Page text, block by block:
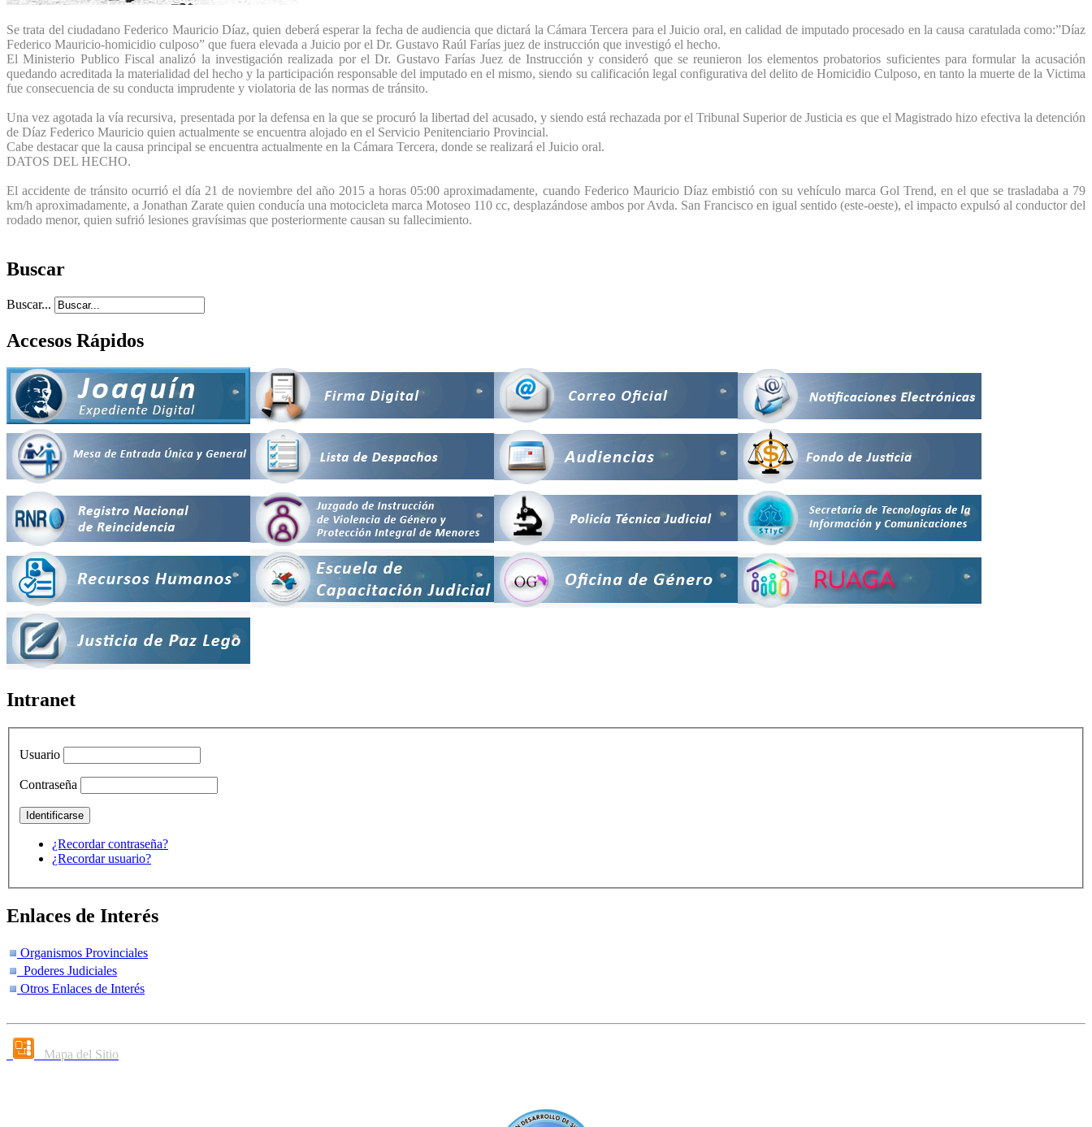
Se trata del ciudadano Federico Mauricio Díaz, quien deberá esperar la fecha de audiencia que dictará la Cámara Tercera para el Juicio oral, en calidad de imputado procesado en la causa caratulada como:”Díaz
Federico Mauricio-homicidio culposo” que fuera elevada a Juicio por el Dr. Gustavo Raúl Farías juez de instrucción que investigó el hecho.
El Ministerio Publico Fiscal analizó la investigación realizada por el Dr. Gustavo Farías Juez de Instrucción y consideró que se reunieron los elementos probatorios suficientes para formular la acusación
quedando acreditada la materialidad del hecho y la participación responsable del imputado en el mismo, siendo su calificación legal configurativa del delito de Homicidio Culposo, en tanto la muerte de la Victima
fue consecuencia de su conducta imprudente y violatoria de las normas de tránsito.
Una vez agotada la vía recursiva, presentada por la defensa en la que se procuró la libertad del acusado, y siendo está rechazada por el Tribunal Superior de Justicia es que el Magistrado hizo efectiva la detención
de Díaz Federico Mauricio quien actualmente se encuentra alojado en el Servicio Penitenciario Provincial.
Cabe destacar que la causa principal se encuentra actualmente en la Cámara Tercera, donde se realizará el Juicio oral.
DATOS DEL HECHO.
El accidente de tránsito ocurrió el día 21 de noviembre del año 2015 a horas 05:00 aproximadamente, cuando Federico Mauricio Díaz embistió con su vehículo marca Gol Trend, en el que se trasladaba a 79
km/h aproximadamente, a Jonathan Zarate quien conducía una motocicleta marca Motoseo 110 cc, desplazándose ambos por Avda. San Francisco en igual sentido (este-oeste), el impacto expulsó al conductor del
rodado menor, quien sufrió lesiones gravísimas que posteriormente causan su fallecimiento.
Buscar
Buscar...
Accesos Rápidos
Intranet
Usuario
Contraseña
¿Recordar contraseña?
¿Recordar usuario?
Enlaces de Interés
Organismos Provinciales
Poderes Judiciales
Otros Enlaces de Interés
Mapa del Sitio